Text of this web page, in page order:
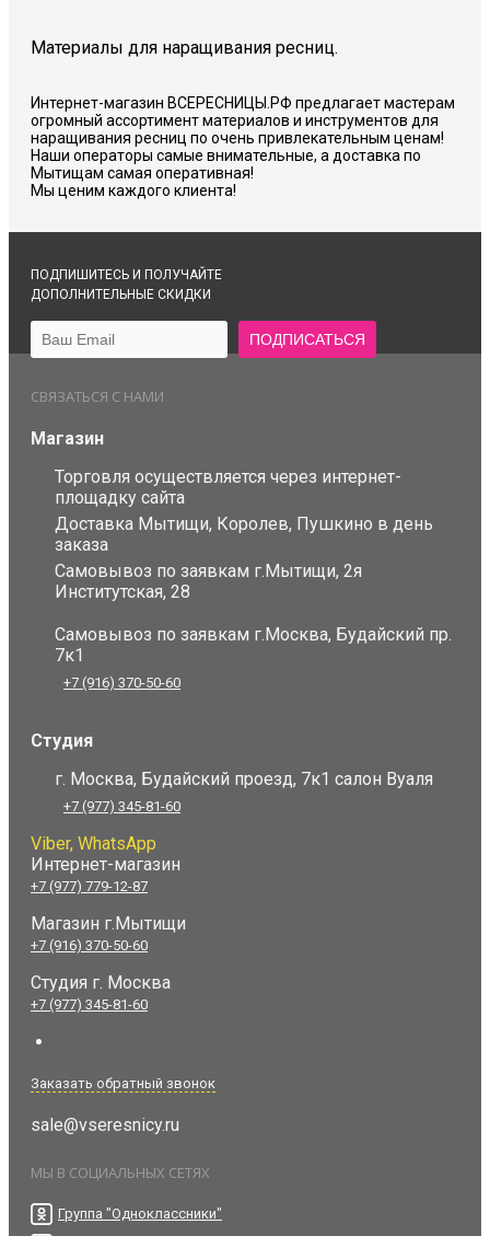
Материалы для наращивания ресниц.
Интернет-магазин ВСЕРЕСНИЦЫ.РФ предлагает мастерам
огромный ассортимент материалов и инструментов для
наращивания ресниц по очень привлекательным ценам!
Наши операторы самые внимательные, а доставка по
Мытищам самая оперативная!
Мы ценим каждого клиента!
ПОДПИШИТЕСЬ И ПОЛУЧАЙТЕ
ДОПОЛНИТЕЛЬНЫЕ СКИДКИ
СВЯЗАТЬСЯ С НАМИ
Магазин
Торговля осуществляется через интернет-
площадку сайта
Доставка Мытищи, Королев, Пушкино в день
заказа
Самовывоз по заявкам г.Мытищи, 2я
Институтская, 28
Самовывоз по заявкам г.Москва, Будайский пр.
7к1
+7 (916) 370-50-60
Студия
г. Москва, Будайский проезд, 7к1 салон Вуаля
+7 (977) 345-81-60
Viber, WhatsApp
Интернет-магазин
+7 (977) 779-12-87
Магазин г.Мытищи
+7 (916) 370-50-60
Студия г. Москва
+7 (977) 345-81-60
Заказать обратный звонок
sale@vseresnicy.ru
МЫ В СОЦИАЛЬНЫХ СЕТЯХ
Группа "Одноклассники"